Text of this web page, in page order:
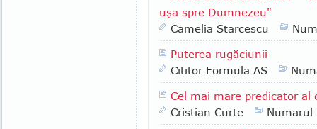
uşa spre Dumnezeu"
Camelia Starcescu
Puterea rugăciunii
Cititor Formula AS
Cel mai mare predicator al
Cristian Curte
Numarul